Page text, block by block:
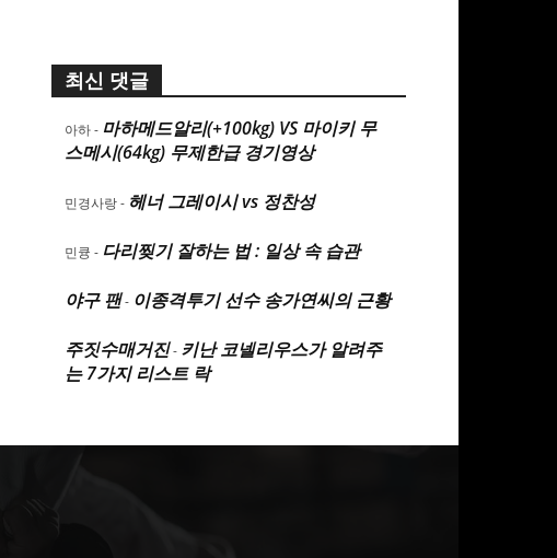
최신 댓글
아하- 마하메드알리(+100kg) VS 마이키 무
스메시(64kg) 무제한급 경기영상
민경사랑- 헤너 그레이시 vs 정찬성
민큥 - 다리찢기 잘하는 법 : 일상 속 습관
야구 팬- 이종격투기 선수 송가연씨의 근황
주짓수매거진- 키난 코넬리우스가 알려주
는 7가지 리스트 락